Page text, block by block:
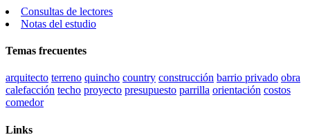
Consultas de lectores
Notas del estudio
Temas frecuentes
arquitecto terreno quincho country construcción barrio privado obra
calefacción techo proyecto presupuesto parrilla orientación costos
comedor
Links